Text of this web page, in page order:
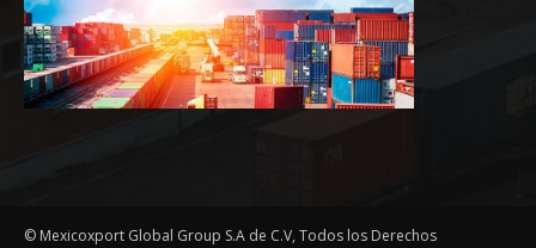
© Mexicoxport Global Group S.A de C.V, Todos los Derechos